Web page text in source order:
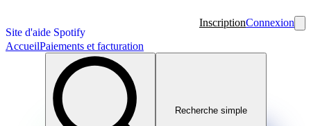
Site d'aide Spotify
InscriptionConnexion
AccueilPaiements et facturation
Recherche simple